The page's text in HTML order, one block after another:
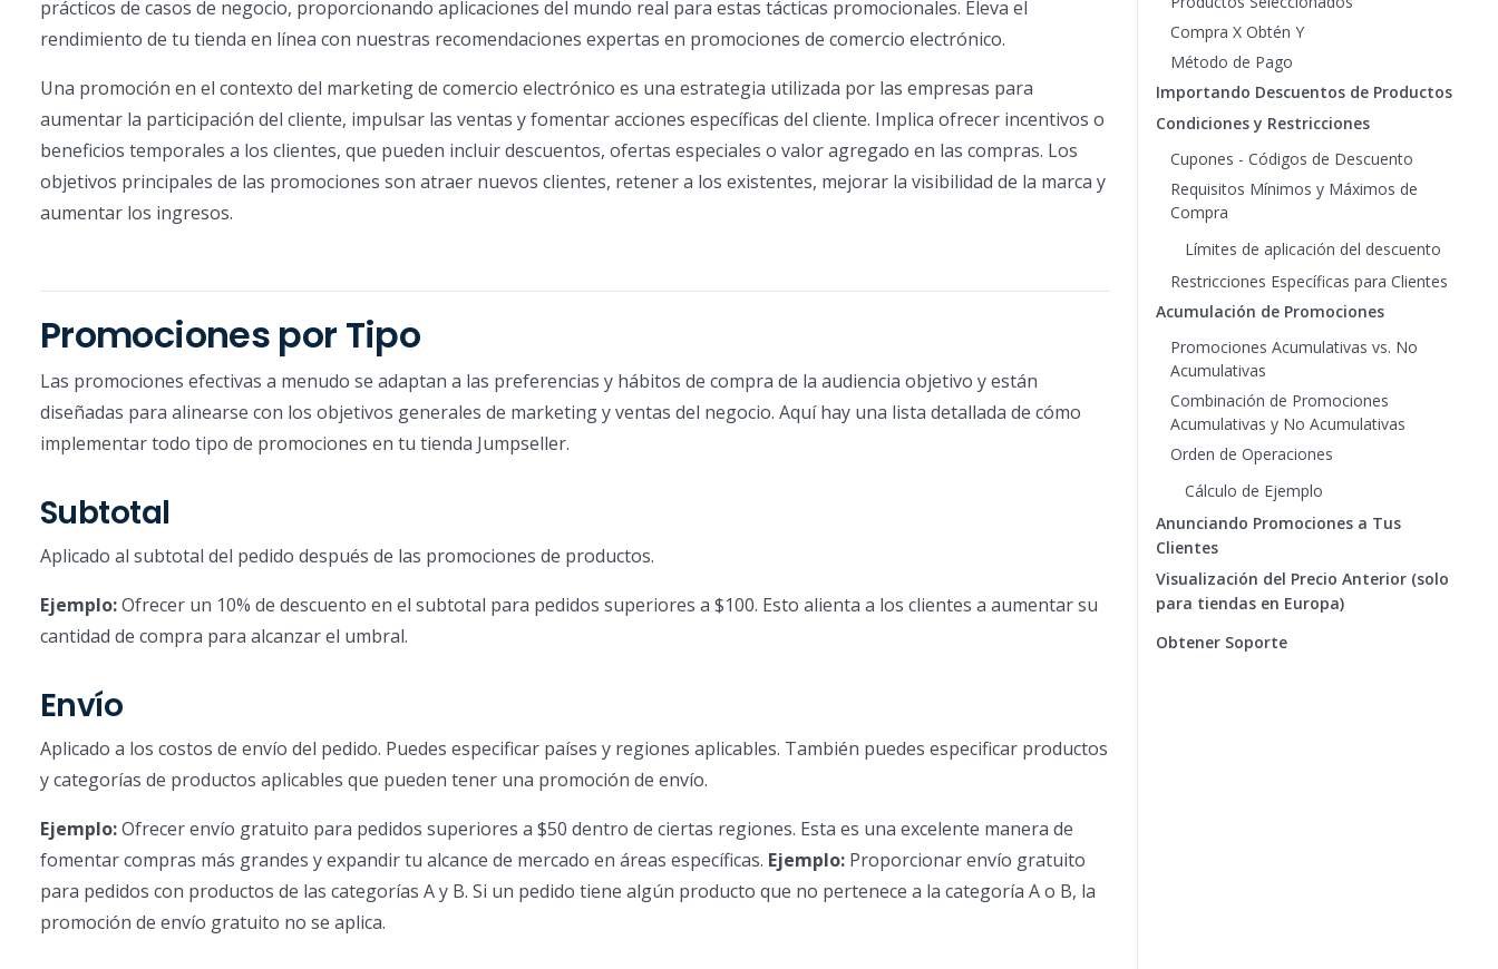
prácticos de casos de negocio, proporcionando aplicaciones del mundo real para estas tácticas promocionales. Eleva el
rendimiento de tu tienda en línea con nuestras recomendaciones expertas en promociones de comercio electrónico.
Una promoción en el contexto del marketing de comercio electrónico es una estrategia utilizada por las empresas para
aumentar la participación del cliente, impulsar las ventas y fomentar acciones específicas del cliente. Implica ofrecer incentivos o
beneficios temporales a los clientes, que pueden incluir descuentos, ofertas especiales o valor agregado en las compras. Los
objetivos principales de las promociones son atraer nuevos clientes, retener a los existentes, mejorar la visibilidad de la marca y
aumentar los ingresos.
Promociones por Tipo
Las promociones efectivas a menudo se adaptan a las preferencias y hábitos de compra de la audiencia objetivo y están
diseñadas para alinearse con los objetivos generales de marketing y ventas del negocio. Aquí hay una lista detallada de cómo
implementar todo tipo de promociones en tu tienda Jumpseller.
Subtotal
Aplicado al subtotal del pedido después de las promociones de productos.
Ejemplo:Ofrecer un 10% de descuento en el subtotal para pedidos superiores a $100. Esto alienta a los clientes a aumentar su
cantidad de compra para alcanzar el umbral.
Envío
Aplicado a los costos de envío del pedido. Puedes especificar países y regiones aplicables. También puedes especificar productos
y categorías de productos aplicables que pueden tener una promoción de envío.
Ejemplo:Ofrecer envío gratuito para pedidos superiores a $50 dentro de ciertas regiones. Esta es una excelente manera de
fomentar compras más grandes y expandir tu alcance de mercado en áreas específicas. Ejemplo: Proporcionar envío gratuito
para pedidos con productos de las categorías A y B. Si un pedido tiene algún producto que no pertenece a la categoría A o B, la
promoción de envío gratuito no se aplica.
Compra X Obtén Y
Método de Pago
Importando Descuentos de Productos
Condiciones y Restricciones
Cupones - Códigos de Descuento
Requisitos Mínimos y Máximos de
Compra
Límites de aplicación del descuento
Restricciones Específicas para Clientes
Acumulación de Promociones
Promociones Acumulativas vs. No
Acumulativas
Combinación de Promociones
Acumulativas y No Acumulativas
Orden de Operaciones
Cálculo de Ejemplo
Anunciando Promociones a Tus
Clientes
Visualización del Precio Anterior (solo
para tiendas en Europa)
Obtener Soporte